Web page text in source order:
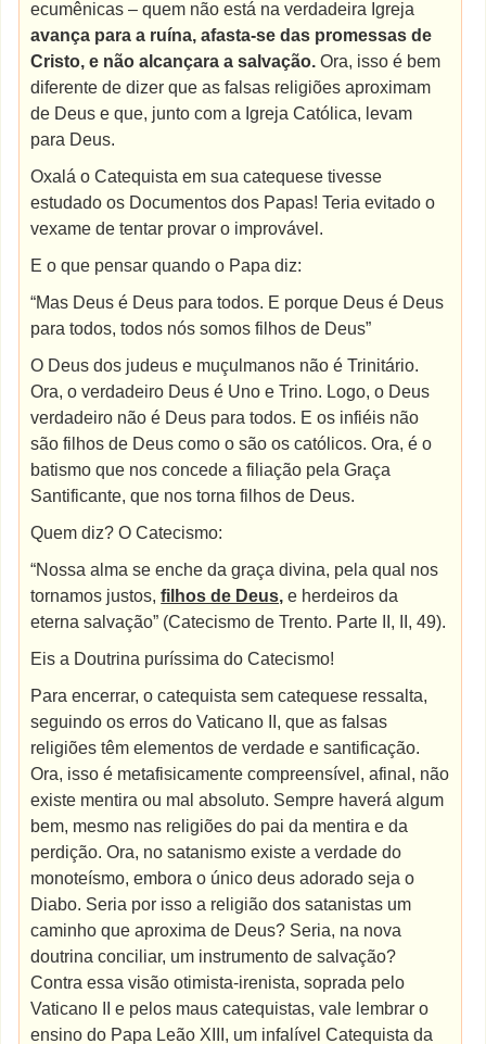
ecumênicas – quem não está na verdadeira Igreja
avança para a ruína, afasta-se das promessas de
Cristo, e não alcançara a salvação. Ora, isso é bem
diferente de dizer que as falsas religiões aproximam
de Deus e que, junto com a Igreja Católica, levam
para Deus.
Oxalá o Catequista em sua catequese tivesse
estudado os Documentos dos Papas! Teria evitado o
vexame de tentar provar o improvável.
E o que pensar quando o Papa diz:
“Mas Deus é Deus para todos. E porque Deus é Deus
para todos, todos nós somos filhos de Deus”
O Deus dos judeus e muçulmanos não é Trinitário.
Ora, o verdadeiro Deus é Uno e Trino. Logo, o Deus
verdadeiro não é Deus para todos. E os infiéis não
são filhos de Deus como o são os católicos. Ora, é o
batismo que nos concede a filiação pela Graça
Santificante, que nos torna filhos de Deus.
Quem diz? O Catecismo:
“Nossa alma se enche da graça divina, pela qual nos
tornamos justos,filhos de Deus, e herdeiros da
eterna salvação” (Catecismo de Trento. Parte II, II, 49).
Eis a Doutrina puríssima do Catecismo!
Para encerrar, o catequista sem catequese ressalta,
seguindo os erros do Vaticano II, que as falsas
religiões têm elementos de verdade e santificação.
Ora, isso é metafisicamente compreensível, afinal, não
existe mentira ou mal absoluto. Sempre haverá algum
bem, mesmo nas religiões do pai da mentira e da
perdição. Ora, no satanismo existe a verdade do
monoteísmo, embora o único deus adorado seja o
Diabo. Seria por isso a religião dos satanistas um
caminho que aproxima de Deus? Seria, na nova
doutrina conciliar, um instrumento de salvação?
Contra essa visão otimista-irenista, soprada pelo
Vaticano II e pelos maus catequistas, vale lembrar o
ensino do Papa Leão XIII, um infalível Catequista da